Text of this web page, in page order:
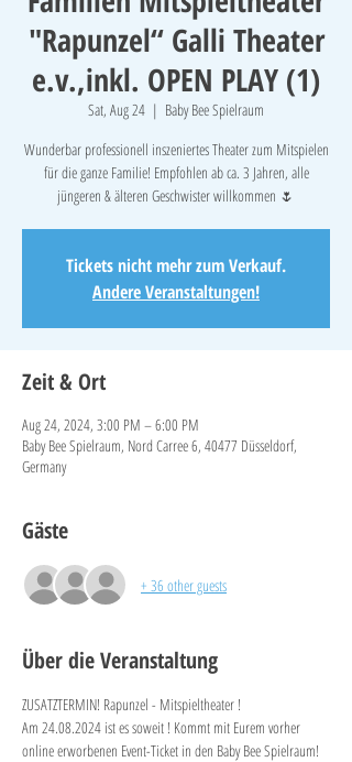
"Rapunzel“ Galli Theater
e.v.,inkl. OPEN PLAY (1)
Sat, Aug 24
  |
Baby Bee Spielraum
Wunderbar professionell inszeniertes Theater zum Mitspielen
für die ganze Familie! Empfohlen ab ca. 3 Jahren, alle
jüngeren & älteren Geschwister willkommen 🌷
Tickets nicht mehr zum Verkauf.
Andere Veranstaltungen!
Zeit & Ort
Aug 24, 2024, 3:00 PM – 6:00 PM
Baby Bee Spielraum, Nord Carree 6, 40477 Düsseldorf,
Germany
Gäste
+ 36 other guests
Über die Veranstaltung
ZUSATZTERMIN! Rapunzel - Mitspieltheater !
Am 24.08.2024 ist es soweit ! Kommt mit Eurem vorher
online erworbenen Event-Ticket in den Baby Bee Spielraum!